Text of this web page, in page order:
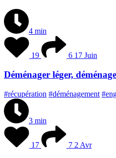
4 min
19 6 17 Juin
Déménager léger,
#récupération #déménagement
3 min
17 7 2 Avr